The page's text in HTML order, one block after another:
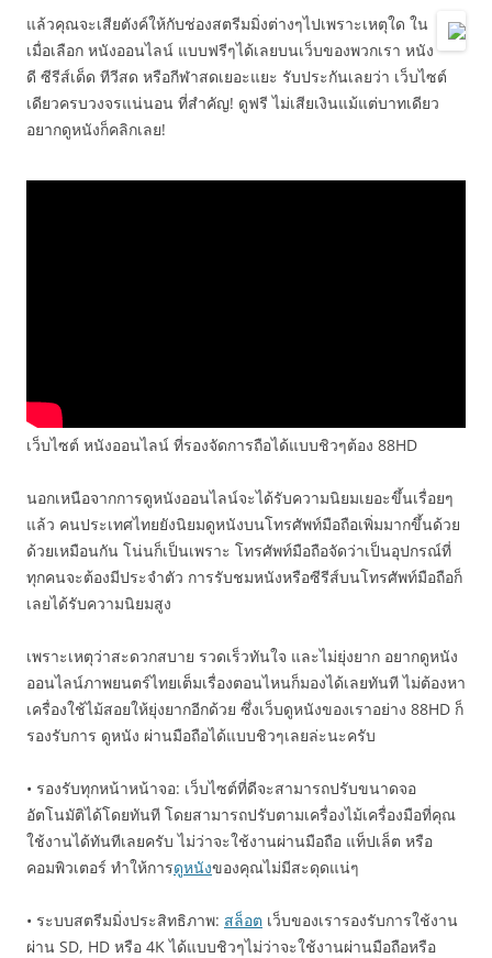
แล้วคุณจะเสียตังค์ให้กับช่องสตรีมมิ่งต่างๆไปเพราะเหตุใด ใน
เมื่อเลือก หนังออนไลน์ แบบฟรีๆได้เลยบนเว็บของพวกเรา หนัง
ดี ซีรีส์เด็ด ทีวีสด หรือกีฬาสดเยอะแยะ รับประกันเลยว่า เว็บไซต์
เดียวครบวงจรแน่นอน ที่สำคัญ! ดูฟรี ไม่เสียเงินแม้แต่บาทเดียว
อยากดูหนังก็คลิกเลย!
เว็บไซต์ หนังออนไลน์ ที่รองจัดการถือได้แบบชิวๆต้อง 88HD
นอกเหนือจากการดูหนังออนไลน์จะได้รับความนิยมเยอะขึ้นเรื่อยๆ
แล้ว คนประเทศไทยยังนิยมดูหนังบนโทรศัพท์มือถือเพิ่มมากขึ้นด้วย
ด้วยเหมือนกัน โน่นก็เป็นเพราะ โทรศัพท์มือถือจัดว่าเป็นอุปกรณ์ที่
ทุกคนจะต้องมีประจำตัว การรับชมหนังหรือซีรีส์บนโทรศัพท์มือถือก็
เลยได้รับความนิยมสูง
เพราะเหตุว่าสะดวกสบาย รวดเร็วทันใจ และไม่ยุ่งยาก อยากดูหนัง
ออนไลน์ภาพยนตร์ไทยเต็มเรื่องตอนไหนก็มองได้เลยทันที ไม่ต้องหา
เครื่องใช้ไม้สอยให้ยุ่งยากอีกด้วย ซึ่งเว็บดูหนังของเราอย่าง 88HD ก็
รองรับการ ดูหนัง ผ่านมือถือได้แบบชิวๆเลยล่ะนะครับ
• รองรับทุกหน้าหน้าจอ: เว็บไซต์ที่ดีจะสามารถปรับขนาดจอ
อัตโนมัติได้โดยทันที โดยสามารถปรับตามเครื่องไม้เครื่องมือที่คุณ
ใช้งานได้ทันทีเลยครับ ไม่ว่าจะใช้งานผ่านมือถือ แท็ปเล็ต หรือ
คอมพิวเตอร์ ทำให้การดูหนังของคุณไม่มีสะดุดแน่ๆ
• ระบบสตรีมมิ่งประสิทธิภาพ: สล็อต เว็บของเรารองรับการใช้งาน
ผ่าน SD, HD หรือ 4K ได้แบบชิวๆไม่ว่าจะใช้งานผ่านมือถือหรือ